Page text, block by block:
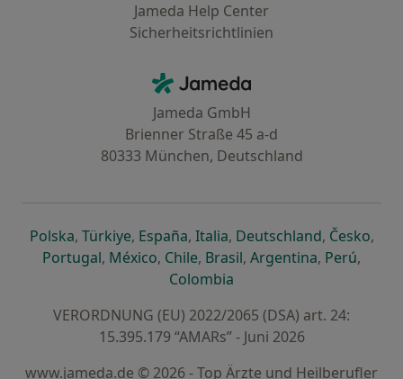
Jameda Help Center
Sicherheitsrichtlinien
Jameda - Startseite
Jameda GmbH
Brienner Straße 45 a-d
80333 München, Deutschland
Polskaöffnet in einer neuen Registerkarte
, Türkiyeöffnet in einer neuen Registerkarte
, Españaöffnet in einer neuen
, Italiaöffnet in einer neuen
, Deutschlandöffnet in
, Česko,
Portugalöffnet in einer neuen Registerkarte
, Méxicoöffnet in einer neuen Registerkarte
, Chileöffnet in einer neuen
, Brasilöffnet in einer neuen
, Argentinaöffnet in
, Perúöffnet
,
Colombia
VERORDNUNG (EU) 2022/2065 (DSA) art. 24:
15.395.179 “AMARs” - Juni 2026
www.jameda.de © 2026 - Top Ärzte und Heilberufler